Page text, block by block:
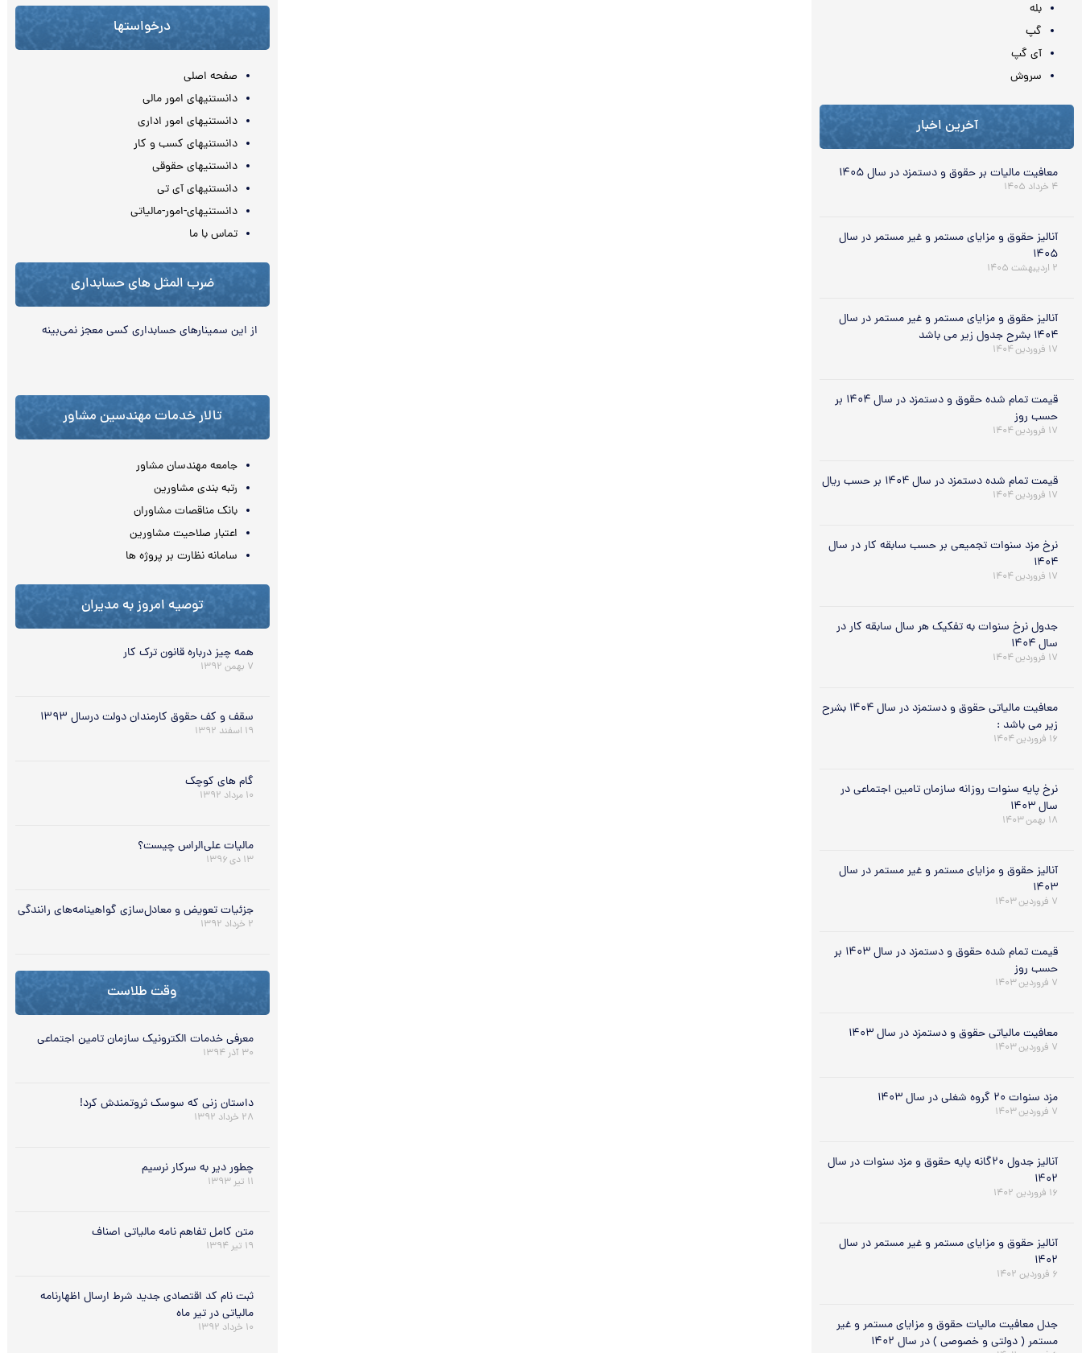
بله
گپ
آی گپ
سروش
آخرین اخبار
معافیت مالیات بر حقوق و دستمزد در سال ۱۴۰۵
۴ خرداد ۱۴۰۵
آنالیز حقوق و مزایای مستمر و غیر مستمر در سال
۱۴۰۵
۲ اردیبهشت ۱۴۰۵
آنالیز حقوق و مزایای مستمر و غیر مستمر در سال
۱۴۰۴ بشرح جدول زیر می باشد
۱۷ فروردین ۱۴۰۴
قیمت تمام شده حقوق و دستمزد در سال ۱۴۰۴ بر
حسب روز
۱۷ فروردین ۱۴۰۴
قیمت تمام شده دستمزد در سال ۱۴۰۴ بر حسب ریال
۱۷ فروردین ۱۴۰۴
نرخ مزد سنوات تجمیعی بر حسب سابقه کار در سال
۱۴۰۴
۱۷ فروردین ۱۴۰۴
جدول نرخ سنوات به تفکیک هر سال سابقه کار در
سال ۱۴۰۴
۱۷ فروردین ۱۴۰۴
معافیت مالیاتی حقوق و دستمزد در سال ۱۴۰۴ بشرح
زیر می باشد :
۱۶ فروردین ۱۴۰۴
نرخ پایه سنوات روزانه سازمان تامین اجتماعی در
سال ۱۴۰۳
۱۸ بهمن ۱۴۰۳
آنالیز حقوق و مزایای مستمر و غیر مستمر در سال
۱۴۰۳
۷ فروردین ۱۴۰۳
قیمت تمام شده حقوق و دستمزد در سال ۱۴۰۳ بر
حسب روز
۷ فروردین ۱۴۰۳
معافیت مالیاتی حقوق و دستمزد در سال ۱۴۰۳
۷ فروردین ۱۴۰۳
مزد سنوات ۲۰ گروه شغلی در سال ۱۴۰۳
۷ فروردین ۱۴۰۳
آنالیز جدول ۲۰گانه پایه حقوق و مزد سنوات در سال
۱۴۰۲
۱۶ فروردین ۱۴۰۲
آنالیز حقوق و مزایای مستمر و غیر مستمر در سال
۱۴۰۲
۶ فروردین ۱۴۰۲
جدل معافیت مالیات حقوق و مزایای مستمر و غیر
مستمر ( دولتی و خصوصی ) در سال ۱۴۰۲
درخواستها
صفحه اصلی
دانستنیهای امور مالی
دانستنیهای امور اداری
دانستنیهای کسب و کار
دانستنیهای حقوقی
دانستنیهای آی تی
دانستنیهای-امور-مالیاتی
تماس با ما
ضرب المثل های حسابداری
از اين سمینارها‌‏ی حسابداری كسي معجز نمی‌بینه
تالار خدمات مهندسین مشاور
جامعه مهندسان مشاور
رتبه بندی مشاورین
بانک مناقصات مشاوران
اعتبار صلاحیت مشاورین
سامانه نظارت بر پروژه ها
توصیه امروز به مدیران
همه چیز درباره قانون ترک کار
۷ بهمن ۱۳۹۲
سقف و کف حقوق کارمندان دولت درسال ۱۳۹۳
۱۹ اسفند ۱۳۹۲
گام هاي كوچك
۱۰ مرداد ۱۳۹۲
مالیات علی‌الراس چیست؟
۱۳ دی ۱۳۹۶
جزئیات تعویض و معادل‌سازی گواهینامه‌های رانندگی
۲ خرداد ۱۳۹۲
وقت طلاست
معرفی خدمات الکترونیک سازمان تامین اجتماعی
۳۰ آذر ۱۳۹۴
داستان زنی که سوسک ثروتمندش کرد!
۲۸ خرداد ۱۳۹۲
چطور دیر به سرکار نرسیم
۱۱ تیر ۱۳۹۳
متن کامل تفاهم نامه مالیاتی اصناف
۱۹ تیر ۱۳۹۴
ثبت نام کد اقتصادی جدید شرط ارسال اظهارنامه
مالیاتی در تیر ماه
۱۰ خرداد ۱۳۹۲